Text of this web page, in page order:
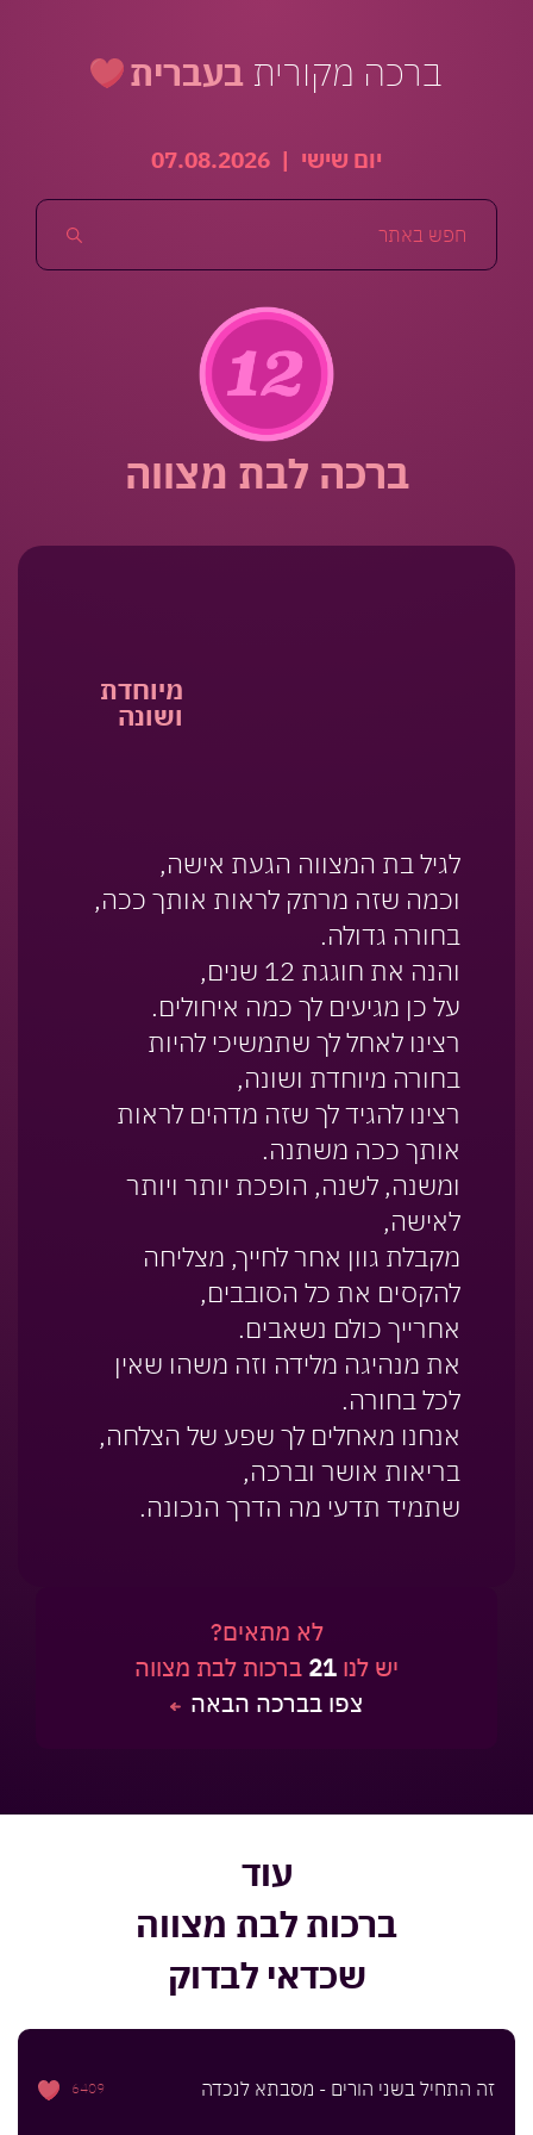
ברכה מקורית בעברית
יום שישי |
ברכה לבת מצווה
מיוחדת
ושונה
לגיל בת המצווה הגעת אישה,
וכמה שזה מרתק לראות אותך ככה,
בחורה גדולה.
והנה את חוגגת 12 שנים,
על כן מגיעים לך כמה איחולים.
רצינו לאחל לך שתמשיכי להיות
בחורה מיוחדת ושונה,
רצינו להגיד לך שזה מדהים לראות
אותך ככה משתנה.
ומשנה, לשנה, הופכת יותר ויותר
לאישה,
מקבלת גוון אחר לחייך, מצליחה
להקסים את כל הסובבים,
אחרייך כולם נשאבים.
את מנהיגה מלידה וזה משהו שאין
לכל בחורה.
אנחנו מאחלים לך שפע של הצלחה,
בריאות אושר וברכה,
שתמיד תדעי מה הדרך הנכונה.
לא מתאים?
יש לנו 21 ברכות לבת מצווה
צפו בברכה הבאה
עוד
ברכות לבת מצווה
שכדאי לבדוק
זה התחיל בשני הורים - מסבתא לנכדה 6409